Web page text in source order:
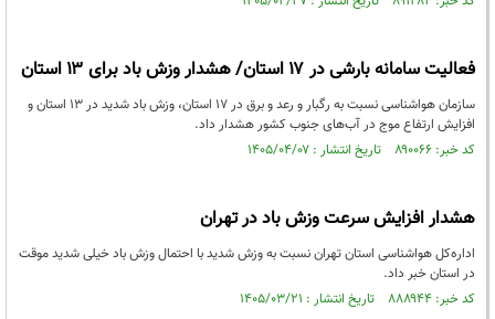
فعالیت سامانه بارشی در ۱۷ استان/ هشدار وزش باد برای ۱۳ استان
سازمان هواشناسی نسبت به رگبار و رعد و برق در ۱۷ استان، وزش باد شدید در ۱۳ استان و
افزایش ارتفاع موج در آب‌های جنوب کشور هشدار داد.
کد خبر: ۸۹۰۰۶۶ تاریخ انتشار : ۱۴۰۵/۰۴/۰۷
هشدار افزایش سرعت وزش باد در تهران
اداره‌کل هواشناسی استان تهران نسبت به وزش شدید با احتمال وزش باد خیلی شدید موقت
در استان خبر داد.
کد خبر: ۸۸۸۹۴۴ تاریخ انتشار : ۱۴۰۵/۰۳/۲۱